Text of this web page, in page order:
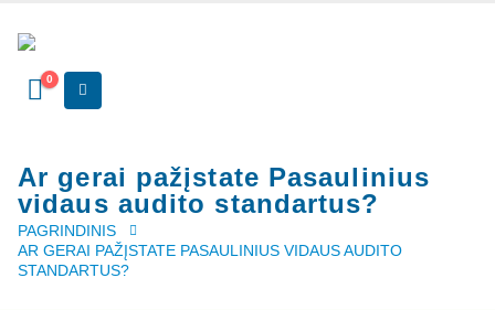
0
Ar gerai pažįstate Pasaulinius
vidaus audito standartus?
PAGRINDINIS
AR GERAI PAŽĮSTATE PASAULINIUS VIDAUS AUDITO
STANDARTUS?